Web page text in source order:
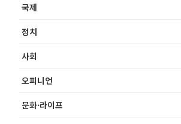
국제
정치
사회
오피니언
문화·라이프